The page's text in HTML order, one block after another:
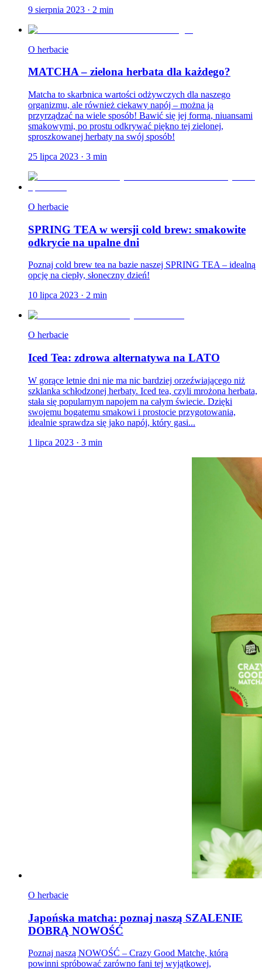
9 sierpnia 2023 · 2 min
O herbacie
MATCHA – zielona herbata dla każdego?
Matcha to skarbnica wartości odżywczych dla naszego
organizmu, ale również ciekawy napój – można ją
przyrządzać na wiele sposób! Bawić się jej formą, niuansami
smakowymi, po prostu odkrywać piękno tej zielonej,
sproszkowanej herbaty na swój sposób!
25 lipca 2023 · 3 min
O herbacie
SPRING TEA w wersji cold brew: smakowite
odkrycie na upalne dni
Poznaj cold brew tea na bazie naszej SPRING TEA – idealną
opcję na ciepły, słoneczny dzień!
10 lipca 2023 · 2 min
O herbacie
Iced Tea: zdrowa alternatywa na LATO
W gorące letnie dni nie ma nic bardziej orzeźwiającego niż
szklanka schłodzonej herbaty. Iced tea, czyli mrożona herbata,
stała się popularnym napojem na całym świecie. Dzięki
swojemu bogatemu smakowi i prostocie przygotowania,
idealnie sprawdza się jako napój, który gasi...
1 lipca 2023 · 3 min
O herbacie
Japońska matcha: poznaj naszą SZALENIE
DOBRĄ NOWOŚĆ
Poznaj naszą NOWOŚĆ – Crazy Good Matchę, którą
powinni spróbować zarówno fani tej wyjątkowej,